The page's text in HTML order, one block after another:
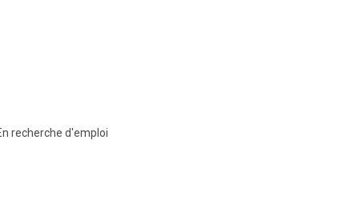
recherche d'emploi